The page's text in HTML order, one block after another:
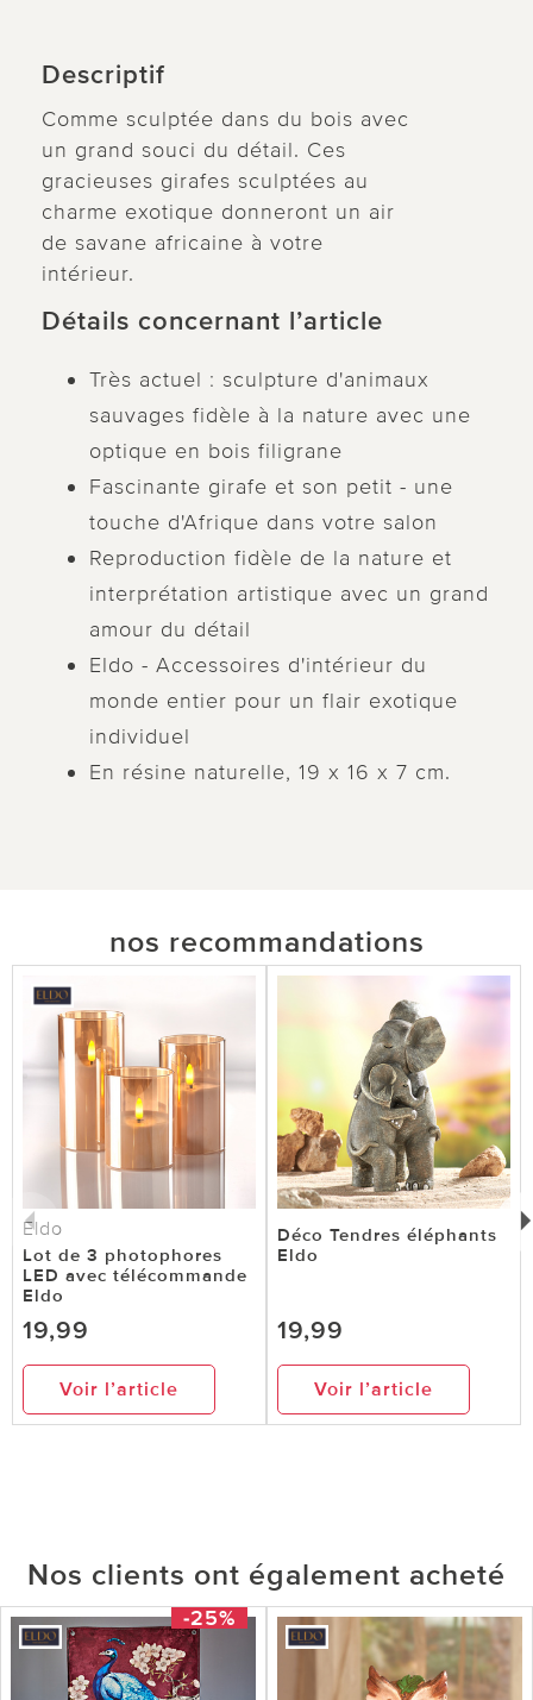
Descriptif
Comme sculptée dans du bois avec
un grand souci du détail. Ces
gracieuses girafes sculptées au
charme exotique donneront un air
de savane africaine à votre
intérieur.
Détails concernant l’article
Très actuel : sculpture d'animaux
sauvages fidèle à la nature avec une
optique en bois filigrane
Fascinante girafe et son petit - une
touche d'Afrique dans votre salon
Reproduction fidèle de la nature et
interprétation artistique avec un grand
amour du détail
Eldo - Accessoires d'intérieur du
monde entier pour un flair exotique
individuel
En résine naturelle, 19 x 16 x 7 cm.
nos recommandations
Eldo
Lot de 3 photophores
LED avec télécommande
Eldo
19,99
Voir l’article
Déco Tendres éléphants
Eldo
19,99
Voir l’article
Nos clients ont également acheté
-25%